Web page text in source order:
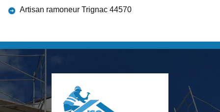
Artisan ramoneur Trignac 44570